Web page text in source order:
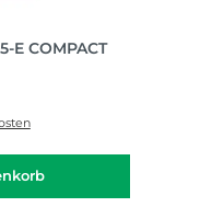
E COMPACT